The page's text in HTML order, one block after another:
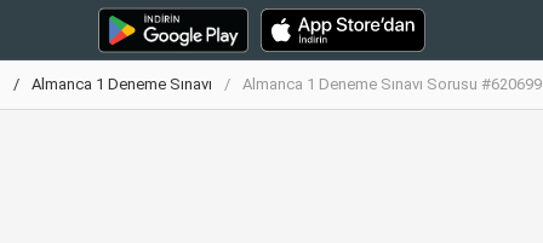
Almanca 1 Deneme Sınavı Almanca 1 Deneme Sınavı Sorusu #620699